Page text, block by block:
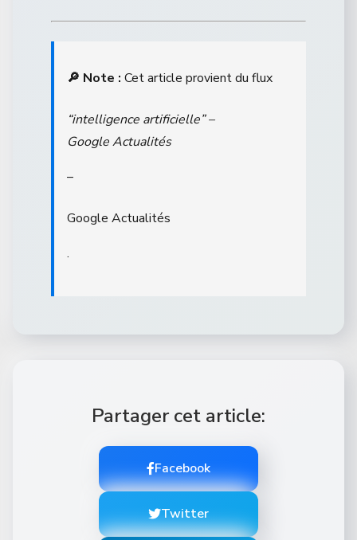
🔎 Note : Cet article provient du flux
“intelligence artificielle” –
Google Actualités
–
Google Actualités
.
Partager cet article:
Facebook
Twitter